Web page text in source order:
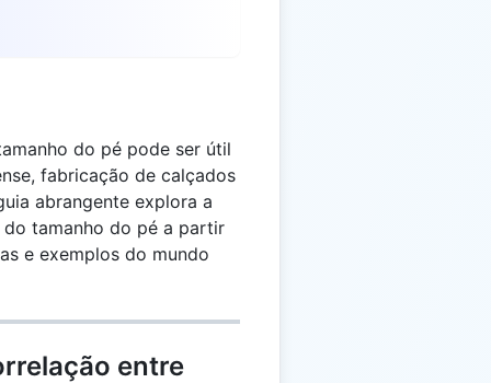
do pé pode ser útil
fabricação de calçados
abrangente explora a
tamanho do pé a partir
e exemplos do mundo
entre